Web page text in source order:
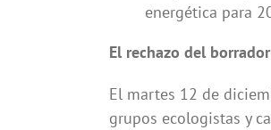
energética para
El rechazo del
El martes 12 de
grupos ecologistas y